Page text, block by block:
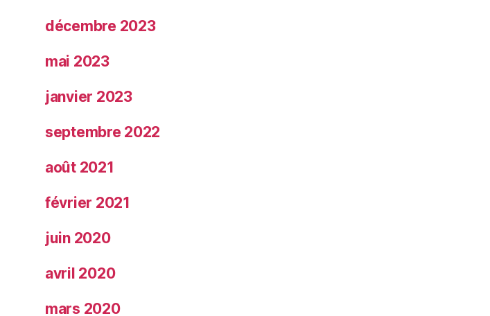
décembre 2023
mai 2023
janvier 2023
septembre 2022
août 2021
février 2021
juin 2020
avril 2020
mars 2020